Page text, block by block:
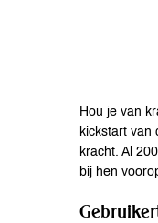
Hou je van
kickstart van
kracht. Al
bij hen